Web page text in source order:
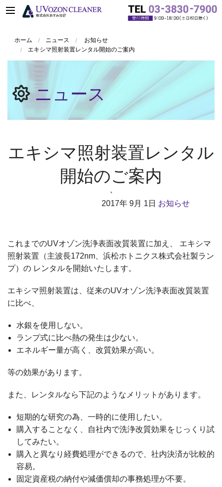
ホーム ニュース
お知らせ
エキシマ照射装置レンタル開始のご案内
ニュース
エキシマ照射装置レンタル
開始のご案内
`
2017年 9月 1日 お知らせ
これまでのUVオゾン洗浄表面改質装置に加え、 エキシマ
照射装置（主波長172nm、浜松ホトニクス株式会社製ラン
プ）の レンタルを開始いたします。
エキシマ照射装置は、従来のUVオゾン洗浄表面改質装置
に比べ、
水銀を使用しない。
ランプ式に比べ熱の発生は少ない。
エネルギー量が高く、改質効果が高い。
等の効果があります。
また、レンタルなら下記のようなメリットがあります。
短期的な研究の為、一時的に使用したい。
購入することなく、自社内で洗浄改質効果をじっくり試
してみたい。
購入と異なり経費処理ができるので、社内決済が比較的
容易。
固定資産税の納付や減価償却の事務処理が不要。